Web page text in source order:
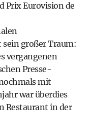
Prix Eurovision de
großer Traum:
vergangenen
Presse-
mit
war überdies
Restaurant in der